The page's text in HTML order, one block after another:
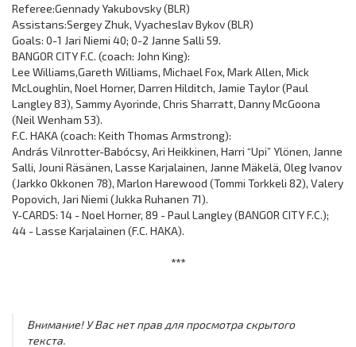
Referee:Gennady Yakubovsky (BLR)
Assistans:Sergey Zhuk, Vyacheslav Bykov (BLR)
Goals: 0-1 Jari Niemi 40; 0-2 Janne Salli 59.
BANGOR CITY F.C. (coach: John King):
Lee Williams,Gareth Williams, Michael Fox, Mark Allen, Mick
McLoughlin, Noel Horner, Darren Hilditch, Jamie Taylor (Paul
Langley 83), Sammy Ayorinde, Chris Sharratt, Danny McGoona
(Neil Wenham 53).
F.C. HAKA (coach: Keith Thomas Armstrong):
András Vilnrotter-Babócsy, Ari Heikkinen, Harri “Upi” Ylönen, Janne
Salli, Jouni Räsänen, Lasse Karjalainen, Janne Mäkelä, Oleg Ivanov
(Jarkko Okkonen 78), Marlon Harewood (Tommi Torkkeli 82), Valery
Popovich, Jari Niemi (Jukka Ruhanen 71).
Y-CARDS: 14 - Noel Horner, 89 - Paul Langley (BANGOR CITY F.C.);
44 - Lasse Karjalainen (F.C. HAKA).
***
Внимание! У Вас нет прав для просмотра скрытого
текста.